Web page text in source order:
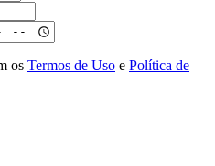
os Termos de Uso e Política de